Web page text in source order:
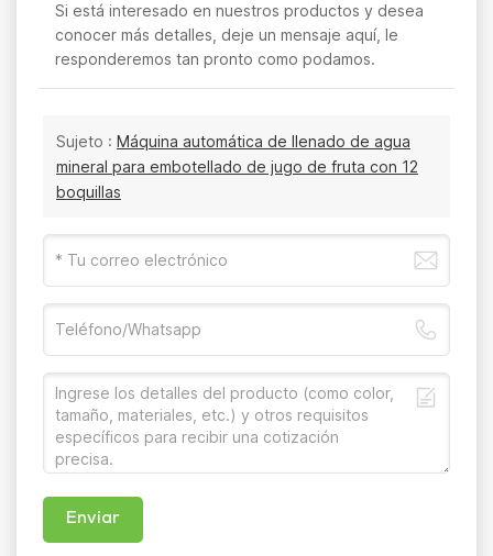
Si está interesado en nuestros productos y desea
conocer más detalles, deje un mensaje aquí, le
responderemos tan pronto como podamos.
Sujeto : Máquina automática de llenado de agua
mineral para embotellado de jugo de fruta con 12
boquillas
Enviar